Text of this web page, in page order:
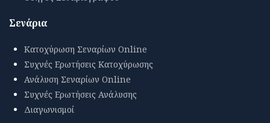
Σενάρια
Κατοχύρωση Σεναρίων Online
Συχνές Ερωτήσεις Κατοχύρωσης
Ανάλυση Σεναρίων Online
Συχνές Ερωτήσεις Ανάλυσης
Διαγωνισμοί